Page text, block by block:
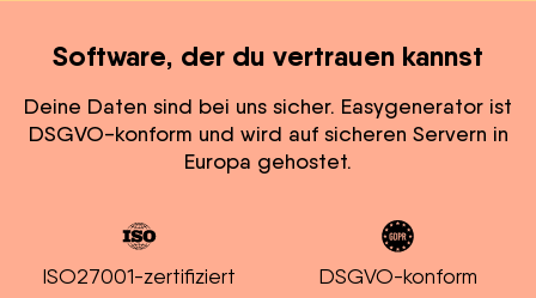
Software, der du vertrauen kannst
Deine Daten sind bei uns sicher. Easygenerator ist
DSGVO-konform und wird auf sicheren Servern in
Europa gehostet.
ISO27001-zertifiziert DSGVO-konform